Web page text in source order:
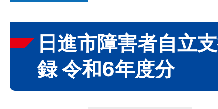
日進市障害者自立
録 令和6年度分